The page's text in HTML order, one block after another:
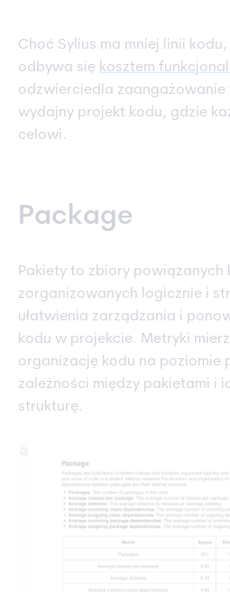
Choć Sylius ma mniej linii
odbywa się kosztem
odzwierciedla zaangażowanie
wydajny projekt kodu, gdzie
celowi.
Package
Pakiety to zbiory powiązanych
zorganizowanych logicznie i
ułatwienia zarządzania i
kodu w projekcie. Metryki
organizację kodu na poziomie
zależności między pakietami i
strukturę.